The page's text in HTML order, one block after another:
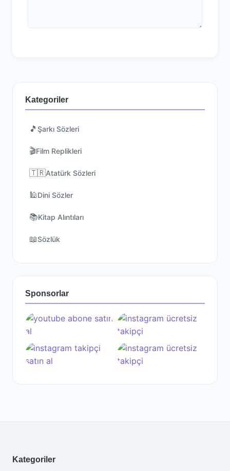
Kategoriler
🎵 Şarkı Sözleri
🎬Film Replikleri
🇹🇷Atatürk Sözleri
🕌Dini Sözler
📚Kitap Alıntıları
📖Sözlük
Sponsorlar
Kategoriler